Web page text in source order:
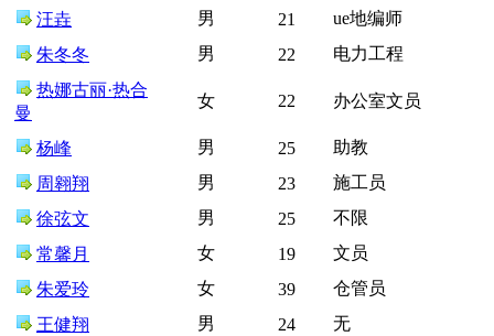
汪垚
男 21
ue地编师
朱冬冬
男 22
电力工程
热娜古丽·热合
曼
女 22 办公室文员
杨峰 男 25
助教
周翱翔
男 23
施工员
徐弦文
男 25
不限
常馨月
女 19
文员
朱爱玲
女 39
仓管员
王健翔
男 24
无